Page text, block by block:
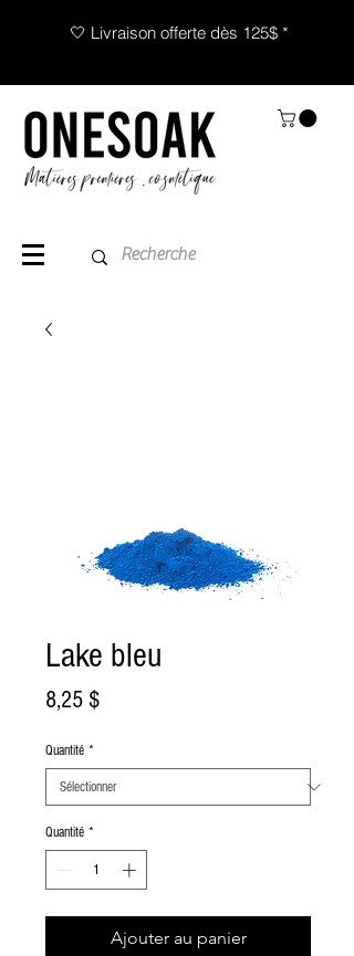
🤍 Livraison offerte dès 125$ *
Lake bleu
8,25 $Prix
Quantité *
Quantité *
Ajouter au panier